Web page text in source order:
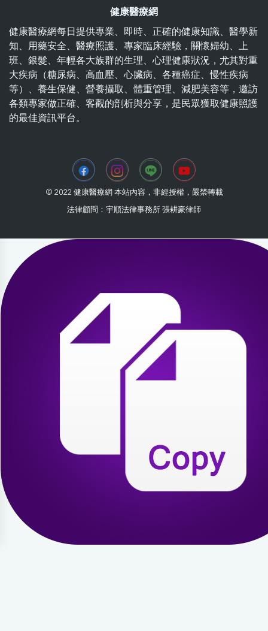
健康醫療網
健康醫療網每日提供專業、即時、正確的健康知識、醫學新
知、用藥安全、醫療照護、專家臨床經驗，關懷婦幼、上
班、銀髮、年輕各大族群的生理、心理健康狀況，尤其對重
大疾病（糖尿病、高血壓、心臟病、各種癌症、慢性疾病
等）、養生保健、營養攝取、體重管理、減肥美容等，邀訪
各類專家做正確、客觀的剖析與分享，是民眾獲取健康照護
的最佳資訊平台。
© 2022 健康醫療網 本站內容，非經授權，嚴禁轉載
法律顧問：宇順法律事務所 張耕豪律師